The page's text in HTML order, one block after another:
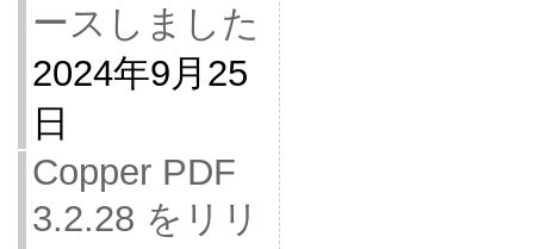
ースしました
2024年9月25
日
Copper PDF
3.2.28 をリリ